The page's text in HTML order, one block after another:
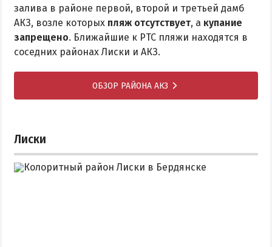
залива в районе первой, второй и третьей дамб
АКЗ, возле которых пляж отсутствует, а купание
запрещено. Ближайшие к РТС пляжи находятся в
соседних районах Лиски и АКЗ.
ОБЗОР РАЙОНА АКЗ
Лиски